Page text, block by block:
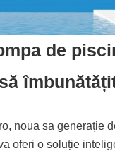
de
noua sa generație
oferi o soluție